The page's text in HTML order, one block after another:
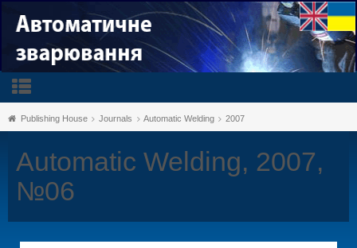
Publishing House Journals Automatic Welding 2007
Automatic Welding, 2007,
№06